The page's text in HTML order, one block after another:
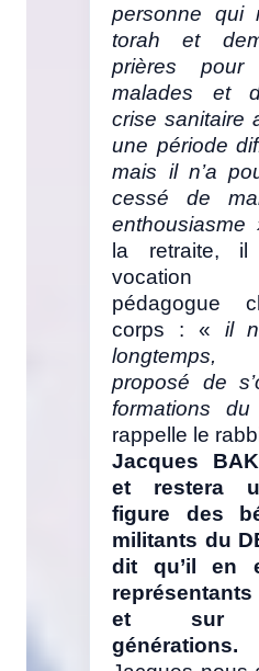
personne qui
torah et
prières
malades et
crise sanitaire
une période
mais il n’a
cessé de
enthousiasme
la retraite,
pédagogue
corps : « il
longtemps,
proposé de
formations du
rappelle le
Jacques
et restera
figure des
militants du
dit qu’il en
et sur
générations.